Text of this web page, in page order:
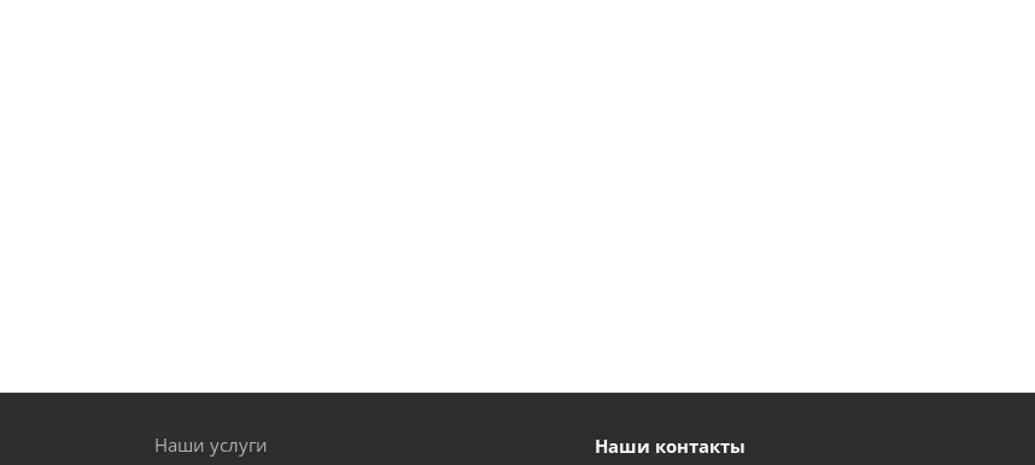
Наши услуги
Наши контакты